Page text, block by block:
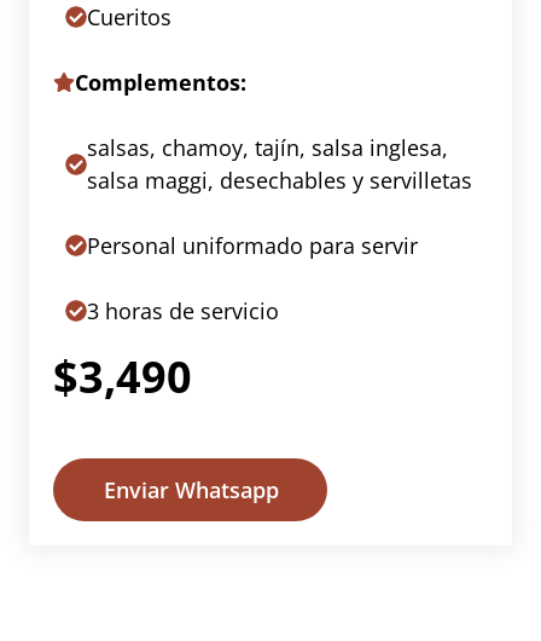
Cueritos
Complementos:
salsas, chamoy, tajín, salsa inglesa,
salsa maggi, desechables y servilletas
Personal uniformado para servir
3 horas de servicio
$3,490
Enviar Whatsapp